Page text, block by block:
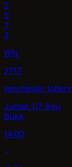
2
0
7
3
WN
2717
winchester lottery
Jumat, 07 Agu
Buka
14.00